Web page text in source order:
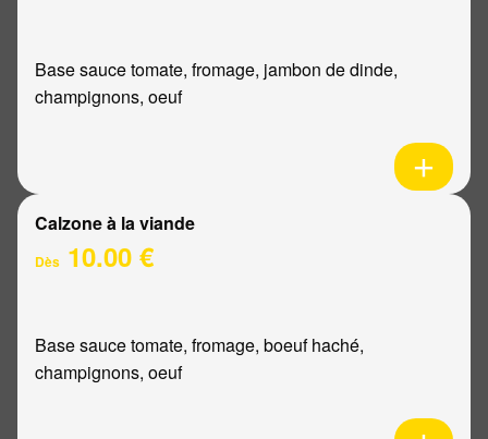
Base sauce tomate, fromage, jambon de dinde,
champignons, oeuf
Calzone à la viande
Dès 10.00 €
Base sauce tomate, fromage, boeuf haché,
champignons, oeuf